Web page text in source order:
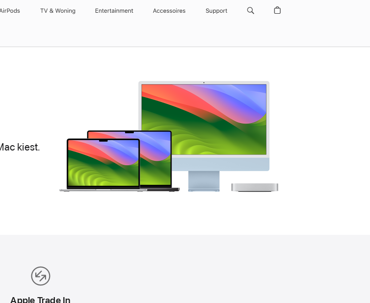
TV & Woning Entertainment Accessoires Support
kiest.
Apple Trade In